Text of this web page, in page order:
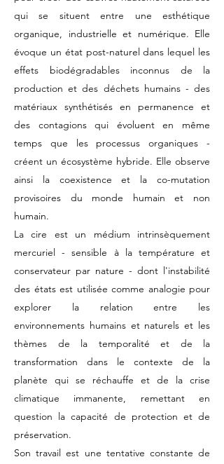
qui se situent entre une esthétique
organique, industrielle et numérique. Elle
évoque un état post-naturel dans lequel les
effets biodégradables inconnus de la
production et des déchets humains - des
matériaux synthétisés en permanence et
des contagions qui évoluent en même
temps que les processus organiques -
créent un écosystème hybride. Elle observe
ainsi la coexistence et la co-mutation
provisoires du monde humain et non
humain.
La cire est un médium intrinsèquement
mercuriel - sensible à la température et
conservateur par nature - dont l'instabilité
des états est utilisée comme analogie pour
explorer la relation entre les
environnements humains et naturels et les
thèmes de la temporalité et de la
transformation dans le contexte de la
planète qui se réchauffe et de la crise
climatique immanente, remettant en
question la capacité de protection et de
préservation.
Son travail est une tentative constante de